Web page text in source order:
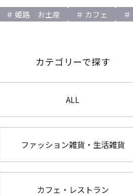
姫路 お土産 カフェ
カテゴリーで探す
ALL
ファッション雑貨・生活雑貨
カフェ・レストラン